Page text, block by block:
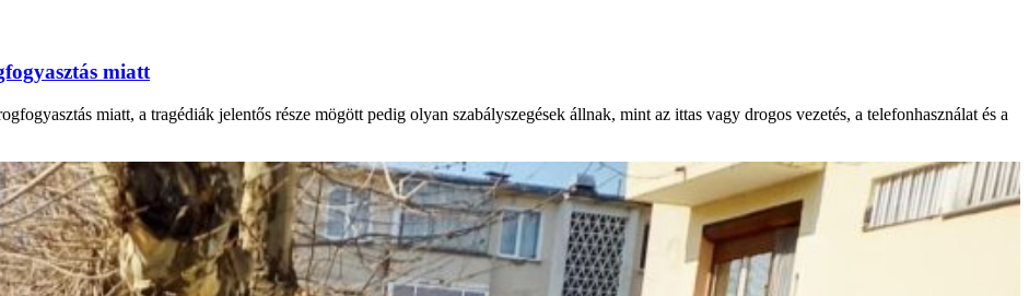
miatt
miatt, a tragédiák jelentős része mögött pedig olyan szabályszegések állnak, mint az ittas vagy drogos vezetés, a telefonhasználat és a